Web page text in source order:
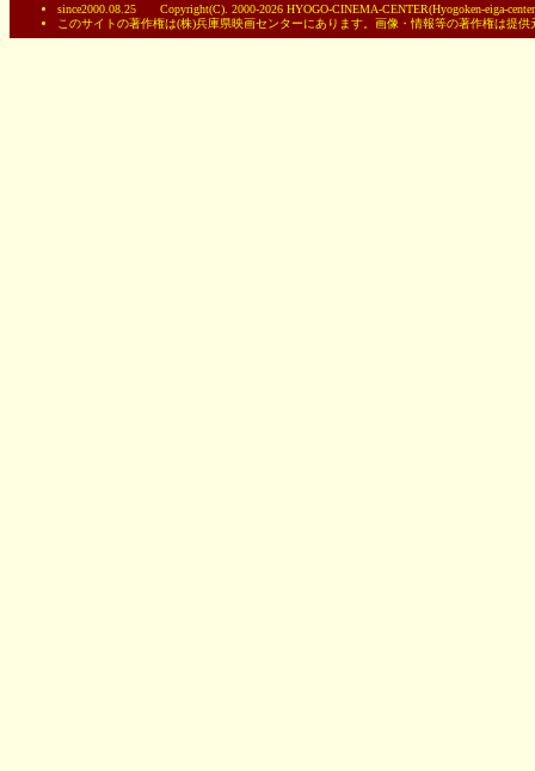
since2000.08.25 Copyright(C). 2000-2026 HYOGO-CINEMA-CENTER(Hyogoken-eiga-
このサイトの著作権は(株)兵庫県映画センターにあります。画像・情報等の著作権は提